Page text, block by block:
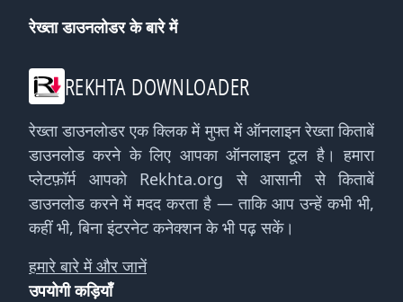
रेख्ता डाउनलोडर के बारे में
REKHTA DOWNLOADER
रेख्ता डाउनलोडर एक क्लिक में मुफ्त में ऑनलाइन रेख्ता किताबें
डाउनलोड करने के लिए आपका ऑनलाइन टूल है। हमारा
प्लेटफ़ॉर्म आपको Rekhta.org से आसानी से किताबें
डाउनलोड करने में मदद करता है — ताकि आप उन्हें कभी भी,
कहीं भी, बिना इंटरनेट कनेक्शन के भी पढ़ सकें।
हमारे बारे में और जानें
उपयोगी कड़ियाँ